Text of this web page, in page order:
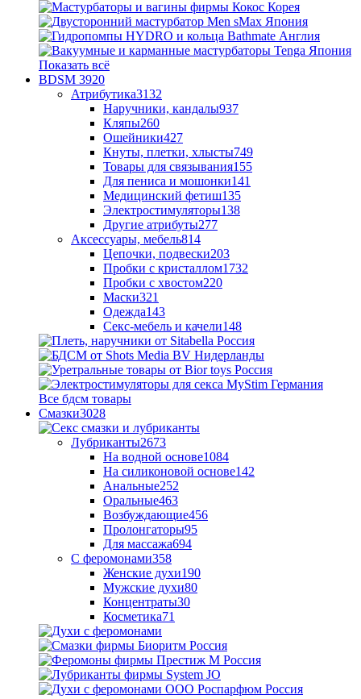
Показать всё
BDSM 3920
Атрибутика3132
Наручники, кандалы937
Кляпы260
Ошейники427
Кнуты, плетки, хлысты749
Товары для связывания155
Для пениса и мошонки141
Медицинский фетиш135
Электростимуляторы138
Другие атрибуты277
Аксессуары, мебель814
Цепочки, подвески203
Пробки с кристаллом1732
Пробки с хвостом220
Маски321
Одежда143
Секс-мебель и качели148
Все бдсм товары
Смазки3028
Лубриканты2673
На водной основе1084
На силиконовой основе142
Анальные252
Оральные463
Возбуждающие456
Пролонгаторы95
Для массажа694
С феромонами358
Женские духи190
Мужские духи80
Концентраты30
Косметика71